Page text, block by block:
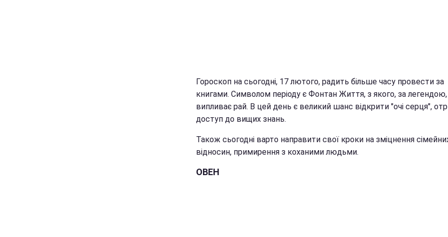
Гороскоп на сьогодні, 17 лютого, радить більше часу провести за
книгами. Символом періоду є Фонтан Життя, з якого, за легендою,
випливає рай. В цей день є великий шанс відкрити "очі серця",
доступ до вищих знань.
Також сьогодні варто направити свої кроки на зміцнення
відносин, примирення з коханими людьми.
ОВЕН